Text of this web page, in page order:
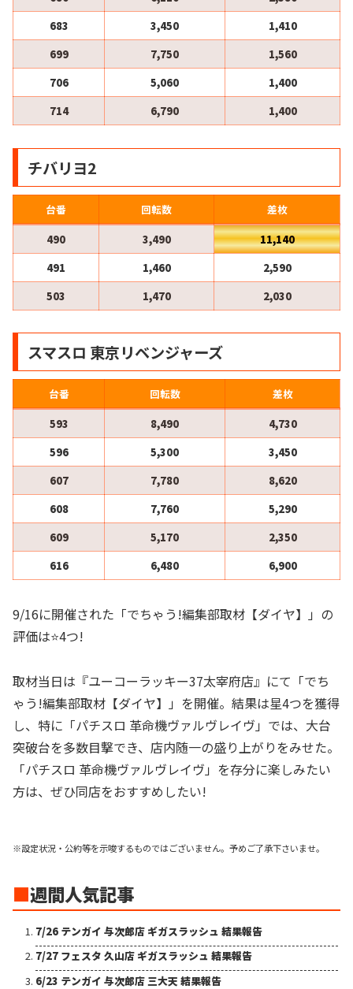
683
3,450
1,410
699
7,750
1,560
706
5,060
1,400
714
6,790 1,400
チバリヨ2
台番 回転数
差枚
490
3,490
11,140
491
1,460
2,590
503
1,470 2,030
スマスロ 東京リベンジャーズ
台番 回転数
差枚
593
8,490
4,730
596
5,300
3,450
607
7,780
8,620
608
7,760
5,290
609
5,170
2,350
616
6,480 6,900
9/16に開催された「でちゃう!編集部取材【ダイヤ】」の
評価は⭐️4つ!
取材当日は『ユーコーラッキー37太宰府店』にて「でち
ゃう!編集部取材【ダイヤ】」を開催。結果は星4つを獲得
し、特に「パチスロ 革命機ヴァルヴレイヴ」では、大台
突破台を多数目撃でき、店内随一の盛り上がりをみせた。
「パチスロ 革命機ヴァルヴレイヴ」を存分に楽しみたい
方は、ぜひ同店をおすすめしたい!
※設定状況・公約等を示唆するものではございません。予めご了承下さいませ。
■週間人気記事
7/26 テンガイ 与次郎店 ギガスラッシュ 結果報告
7/27 フェスタ 久山店 ギガスラッシュ 結果報告
6/23 テンガイ 与次郎店 三大天 結果報告